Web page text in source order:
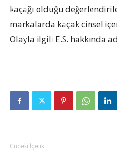
kaçağı olduğu
markalarda kaçak cinsel
Olayla ilgili E.S. hakkında
Önceki İçerik